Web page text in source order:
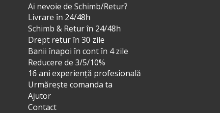
Ai nevoie de Schimb/Retur?
Livrare în 24/48h
Schimb & Retur în 24/48h
Drept retur în 30 zile
Banii înapoi în cont în 4 zile
Reducere de 3/5/10%
16 ani experiență profesională
Urmărește comanda ta
Ajutor
Contact